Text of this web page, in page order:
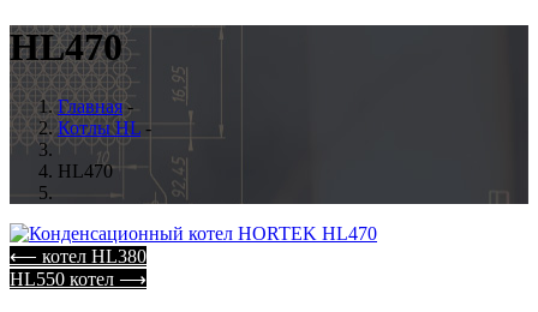
HL470
Главная -
Котлы HL -
HL470
⟵ котел HL380
HL550 котел ⟶